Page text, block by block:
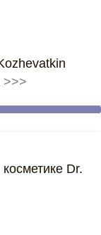
>>>
Dr.